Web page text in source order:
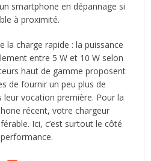
smartphone en dépannage si
à proximité.
la charge rapide : la puissance
entre 5 W et 10 W selon
haut de gamme proposent
de fournir un peu plus de
leur vocation première. Pour la
récent, votre chargeur
Ici, c’est surtout le côté